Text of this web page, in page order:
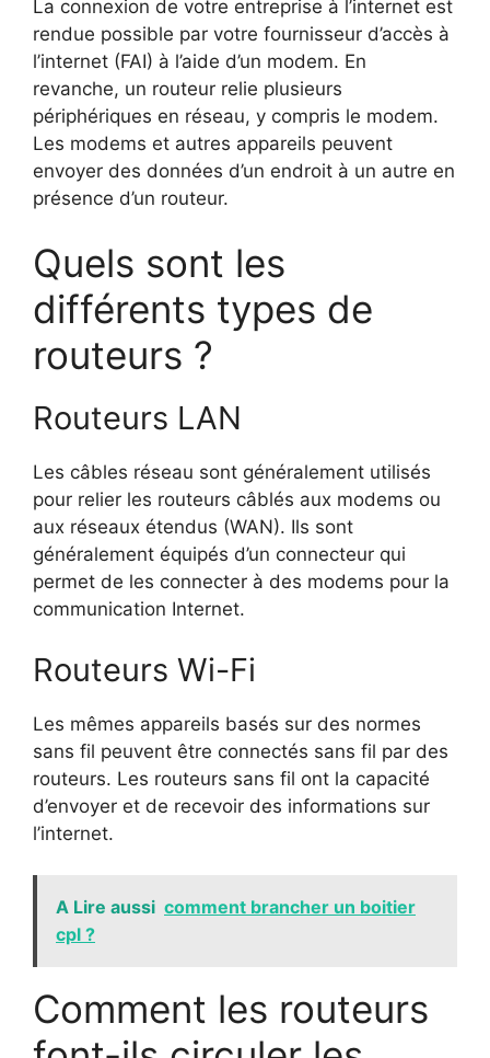
La connexion de votre entreprise à l’internet est
rendue possible par votre fournisseur d’accès à
l’internet (FAI) à l’aide d’un modem. En
revanche, un routeur relie plusieurs
périphériques en réseau, y compris le modem.
Les modems et autres appareils peuvent
envoyer des données d’un endroit à un autre en
présence d’un routeur.
Quels sont les
différents types de
routeurs ?
Routeurs LAN
Les câbles réseau sont généralement utilisés
pour relier les routeurs câblés aux modems ou
aux réseaux étendus (WAN). Ils sont
généralement équipés d’un connecteur qui
permet de les connecter à des modems pour la
communication Internet.
Routeurs Wi-Fi
Les mêmes appareils basés sur des normes
sans fil peuvent être connectés sans fil par des
routeurs. Les routeurs sans fil ont la capacité
d’envoyer et de recevoir des informations sur
l’internet.
A Lire aussi comment brancher un boitier
cpl ?
Comment les routeurs